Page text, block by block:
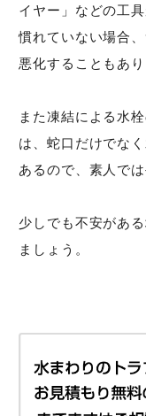
イヤー」などの工
慣れていない場合
悪化することもあり
また凍結による水
は、蛇口だけでな
あるので、素人で
少しでも不安があ
ましょう。